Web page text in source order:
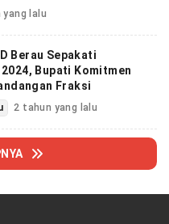
lalu
Berau Sepakati
2024, Bupati Komitmen
Fraksi
2 tahun yang lalu